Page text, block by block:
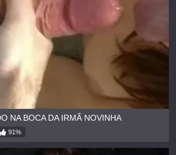
NA BOCA DA IRMÃ NOVINHA
91%